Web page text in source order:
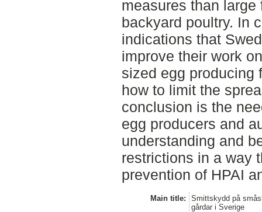
measures than
backyard poultry. In
indications that
improve their work
sized egg producing
how to limit the
conclusion is the
egg producers and
understanding and
restrictions in a way
prevention of HPAI
Main title:
Smittskydd på
gårdar i Sverige